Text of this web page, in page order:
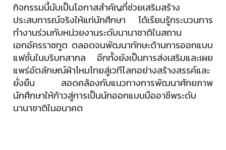
กิจกรรมนี้นับเป็นโอกาสสำคัญที่ช่วยเสริมสร้าง
ประสบการณ์จริงให้แก่นักศึกษา ได้เรียนรู้กระบวนการ
ทำงานร่วมกับหน่วยงานระดับนานาชาติในสถาน
เอกอัครราชทูต ตลอดจนพัฒนาทักษะด้านการออกแบบ
แฟชั่นในบริบทสากล อีกทั้งยังเป็นการส่งเสริมและเผย
แพร่อัตลักษณ์ผ้าไหมไทยสู่เวทีโลกอย่างสร้างสรรค์และ
ยั่งยืน สอดคล้องกับแนวทางการพัฒนาศักยภาพ
นักศึกษาให้ก้าวสู่การเป็นนักออกแบบมืออาชีพระดับ
นานาชาติในอนาคต